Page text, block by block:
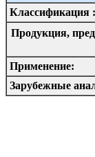
Классификация :
Продукция,
Применение:
Зарубежные